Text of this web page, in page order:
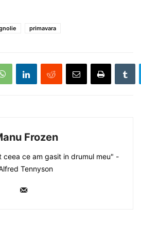
primavara
Frozen
ceea ce am gasit in drumul meu" -
Tennyson